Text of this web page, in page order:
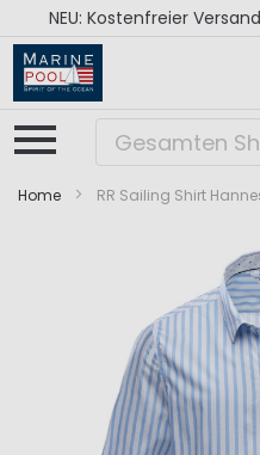
NEU: Kostenfreier
Home RR Sailing Shirt
Bildergalerie
Bildergalerie